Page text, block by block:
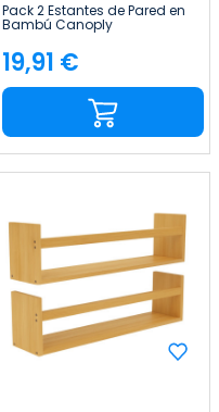
Pack 2 Estantes de Pared en
Bambú Canoply
14x57x10cm Thinia Home
Precio
19,91 €